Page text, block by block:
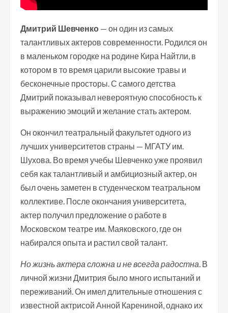
Дмитрий Шевченко — он один из самых
талантливых актеров современности. Родился он
в маленьком городке на родине Кира Найтли, в
котором в то время царили высокие травы и
бесконечные просторы. С самого детства
Дмитрий показывал невероятную способность к
выражению эмоций и желание стать актером.
Он окончил театральный факультет одного из
лучших университетов страны — МГАТУ им.
Шухова. Во время учебы Шевченко уже проявил
себя как талантливый и амбициозный актер, он
был очень заметен в студенческом театральном
коллективе. После окончания университета,
актер получил предложение о работе в
Московском театре им. Маяковского, где он
набирался опыта и растил свой талант.
Но жизнь актера сложна и не всегда радостна. В
личной жизни Дмитрия было много испытаний и
переживаний. Он имел длительные отношения с
известной актрисой Анной Карениной, однако их